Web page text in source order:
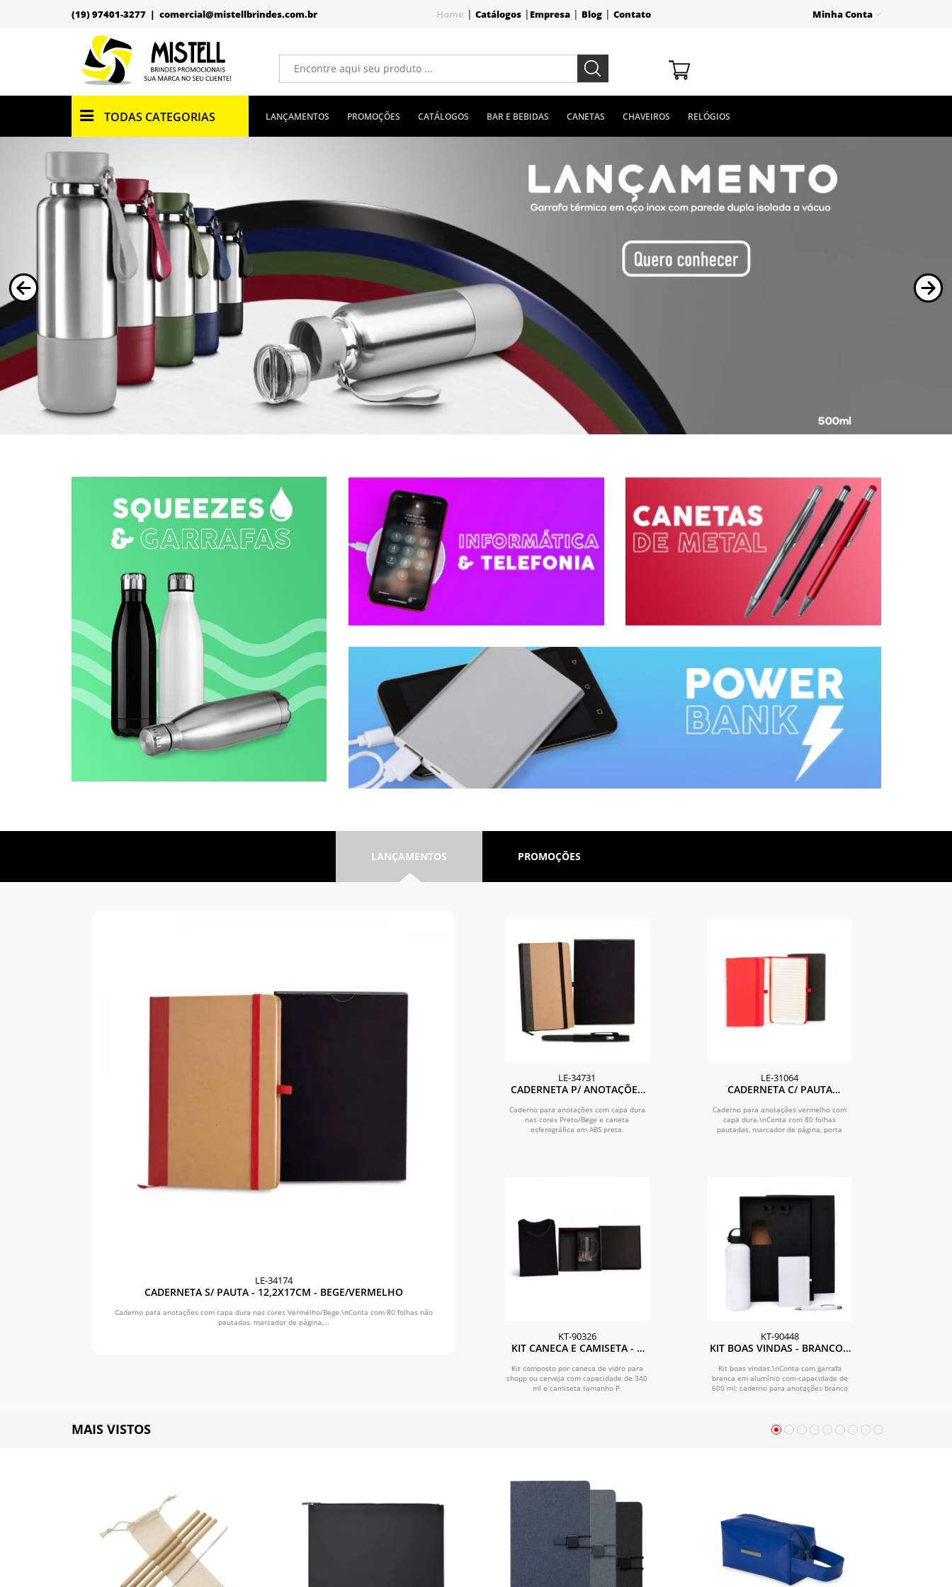
(19) 97401-3277 | comercial@mistellbrindes.com.br Home | Catálogos| Empresa| Blog| Contato Minha Conta
TODAS CATEGORIAS LANÇAMENTOS PROMOÇÕES CATÁLOGOS BAR E BEBIDAS CANETAS CHAVEIROS RELÓGIOS
LANÇAMENTOS PROMOÇÕES
LE-34174
CADERNETA S/ PAUTA - 12,2X17CM - BEGE/VERMELHO
Caderno para anotações com capa dura nas cores Vermelho/Bege.\nConta com 80 folhas não
pautadas, marcador de página,...
LE-34731
CADERNETA P/ ANOTAÇÕES
Caderno para anotações com capa dura
nas cores Preto/Bege e caneta
esferográfica em ABS preta.
KT-90326
KIT CANECA E CAMISETA - 2
Kit composto por caneca de vidro para
chopp ou cerveja com capacidade de 340
ml e camiseta tamanho P.
LE-31064
CADERNETA C/ PAUTA
Caderno para anotações vermelho com
capa dura.\nConta com 80 folhas
pautadas, marcador de página, porta
KT-90448
KIT BOAS VINDAS - BRANCO -
Kit boas vindas.\nConta com garrafa
branca em alumínio com capacidade de
600 ml; caderno para anotações branco
MAIS VISTOS